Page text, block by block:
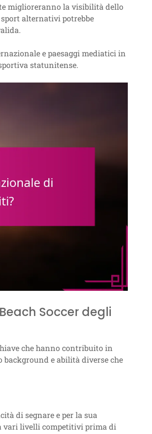
miglioreranno la visibilità dello
alternativi potrebbe
e paesaggi mediatici in
statunitense.
Soccer degli
che hanno contribuito in
e abilità diverse che
di segnare e per la sua
vari livelli competitivi prima di